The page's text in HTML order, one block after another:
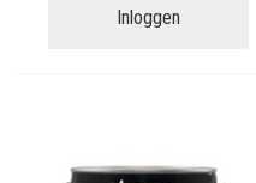
Inloggen